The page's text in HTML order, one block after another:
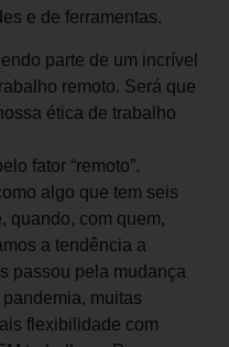
e de ferramentas.
parte de um incrível
remoto. Será que
ética de trabalho
fator “remoto”.
algo que tem seis
quando, com quem,
a tendência a
passou pela mudança
muitas
flexibilidade com